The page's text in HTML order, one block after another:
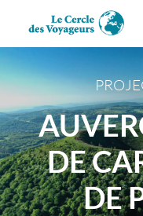
directement
contenu
DE
DE